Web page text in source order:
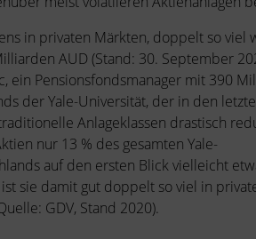
in privaten Märkten, doppelt so viel
AUD (Stand: 30. September
ein Pensionsfondsmanager mit 390
der Yale-Universität, der in den
Anlageklassen drastisch
nur 13 % des gesamten Yale-
auf den ersten Blick vielleicht
sie damit gut doppelt so viel in
GDV, Stand 2020).